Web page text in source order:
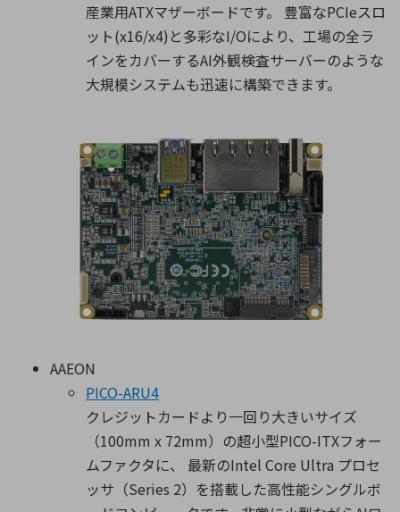
産業用ATXマザーボードです。 豊富なPCIeスロ
ット(x16/x4)と多彩なI/Oにより、工場の全ラ
インをカバーするAI外観検査サーバーのような
大規模システムも迅速に構築できます。
AAEON
PICO-ARU4
クレジットカードより一回り大きいサイズ
（100mm x 72mm）の超小型PICO-ITXフォー
ムファクタに、 最新のIntel Core Ultra プロセ
ッサ（Series 2）を搭載した高性能シングルボ